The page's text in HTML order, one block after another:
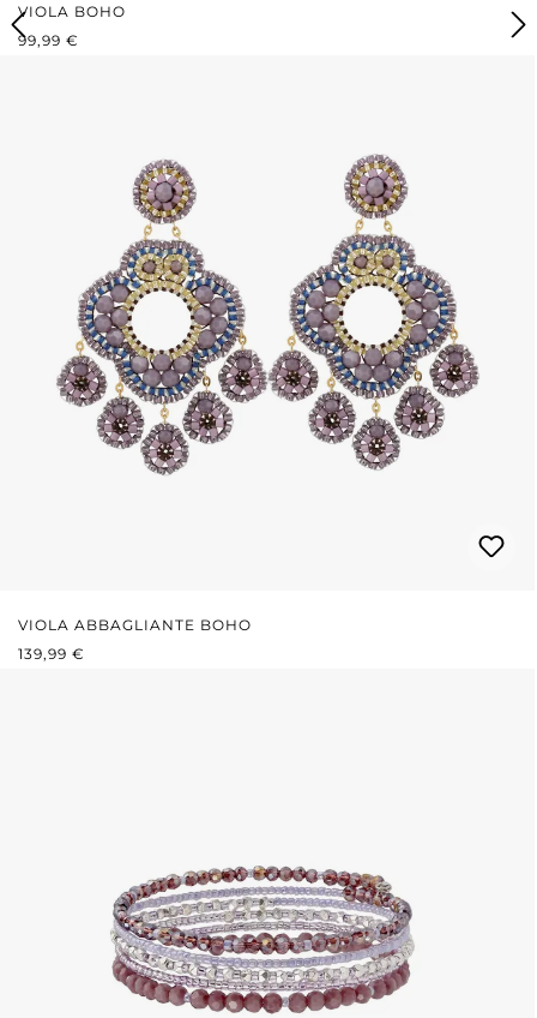
VIOLA BOHO
PREZZO NORMALE:
99,99 €
VIOLA ABBAGLIANTE BOHO
PREZZO NORMALE:
139,99 €